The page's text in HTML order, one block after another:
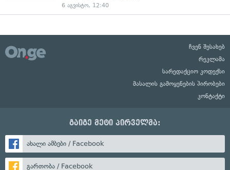
6 აგვისტო, 12:40
ჩვენ შესახებ
რეკლამა
სარედაქციო კოდექსი
მასალის გამოყენების პირობები
კონტაქტი
გაიგე მეტი პირველმა:
ახალი ამბები / Facebook
გართობა / Facebook